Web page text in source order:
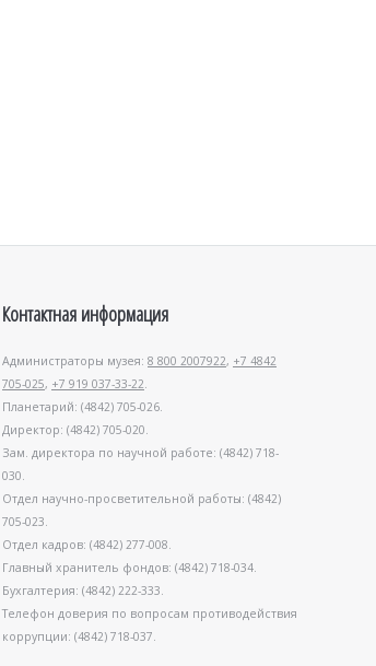
Контактная информация
Администраторы музея: 8 800 2007922, +7 4842
705-025, +7 919 037-33-22.
Планетарий: (4842) 705-026.
Директор: (4842) 705-020.
Зам. директора по научной работе: (4842) 718-
030.
Отдел научно-просветительной работы: (4842)
705-023.
Отдел кадров: (4842) 277-008.
Главный хранитель фондов: (4842) 718-034.
Бухгалтерия: (4842) 222-333.
Телефон доверия по вопросам противодействия
коррупции: (4842) 718-037.